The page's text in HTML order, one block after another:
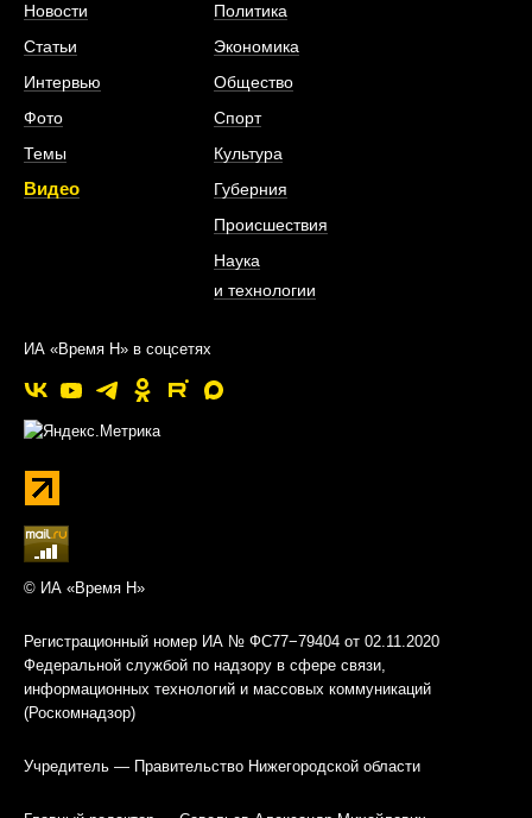
Новости
Статьи
Интервью
Фото
Темы
Видео
Политика
Экономика
Общество
Спорт
Культура
Губерния
Происшествия
Наука
и технологии
ИА «Время Н» в соцсетях
© ИА «Время Н»
Регистрационный номер ИА № ФС77−79404 от 02.11.2020
Федеральной службой по надзору в сфере связи,
информационных технологий и массовых коммуникаций
(Роскомнадзор)
Учредитель — Правительство Нижегородской области